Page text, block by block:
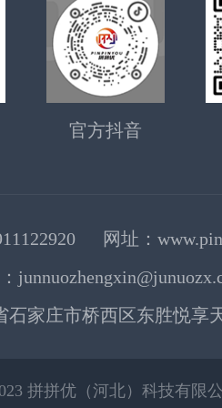
官方抖音
网址：
石家庄市桥西区东胜悦享
拼拼优（河北）科技有限